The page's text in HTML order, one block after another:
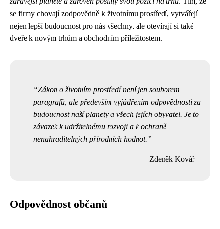
se firmy chovají zodpovědně k životnímu prostředí, vytvářejí
nejen lepší budoucnost pro nás všechny, ale otevírají si také
dveře k novým trhům a obchodním příležitostem.
Zákon o životním prostředí není jen souborem
paragrafů, ale především vyjádřením odpovědnosti za
budoucnost naší planety a všech jejích obyvatel. Je to
závazek k udržitelnému rozvoji a k ochraně
nenahraditelných přírodních hodnot.
Zdeněk Kovář
Odpovědnost občanů